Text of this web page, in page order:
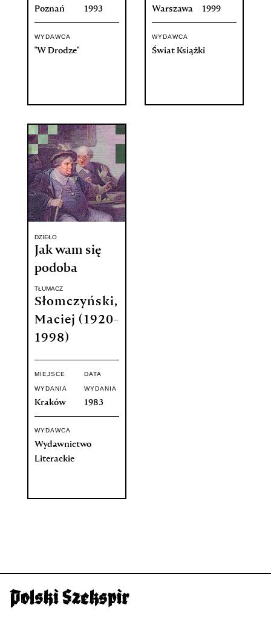
Poznań 1993
WYDAWCA
"W Drodze"
Warszawa 1999
WYDAWCA
Świat Książki
DZIEŁO
Jak wam się
podoba
TŁUMACZ
Słomczyński,
Maciej (1920-
1998)
MIEJSCE
WYDANIA
Kraków
DATA
WYDANIA
1983
WYDAWCA
Wydawnictwo
Literackie